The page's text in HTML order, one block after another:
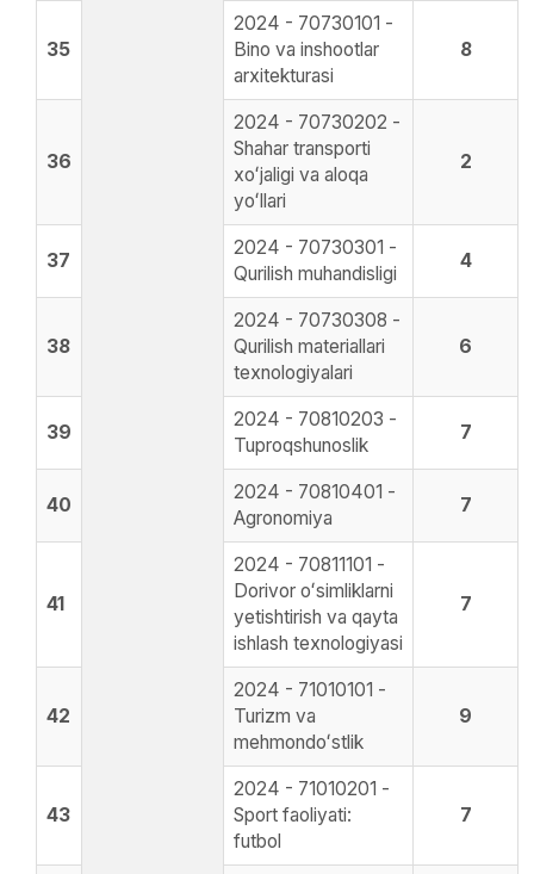
35
2024 - 70730101 -
Bino va inshootlar
arxitekturasi
8
36
2024 - 70730202 -
Shahar transporti
xoʻjaligi va aloqa
yoʻllari
2
37
2024 - 70730301 -
Qurilish muhandisligi
4
38
2024 - 70730308 -
Qurilish materiallari
texnologiyalari
6
39
2024 - 70810203 -
Tuproqshunoslik
7
40
2024 - 70810401 -
Agronomiya
7
41
2024 - 70811101 -
Dorivor oʻsimliklarni
yetishtirish va qayta
ishlash texnologiyasi
7
42
2024 - 71010101 -
Turizm va
mehmondoʻstlik
9
43
2024 - 71010201 -
Sport faoliyati:
futbol
7